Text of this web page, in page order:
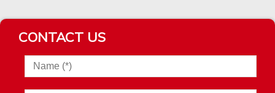
CONTACT US